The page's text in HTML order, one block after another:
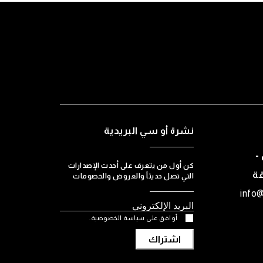
-
نشرة أو سي البريدية
كن أول من يتعرف على أحدث الإصدارات
التي تصل حديثاً والعروض والخصومات
أوافق على سياسة الخصوصية.
اشتراك